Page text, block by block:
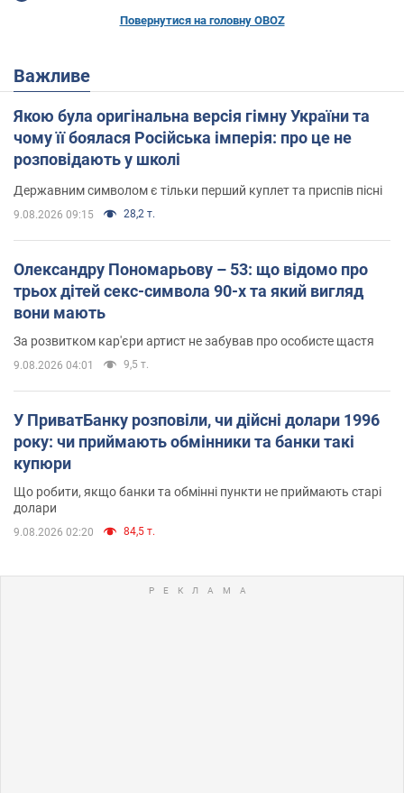
Повернутися на головну OBOZ
Важливе
Якою була оригінальна версія гімну України та
чому її боялася Російська імперія: про це не
розповідають у школі
Державним символом є тільки перший куплет та приспів пісні
9.08.2026 09:15 28,2 т.
Олександру Пономарьову – 53: що відомо про
трьох дітей секс-символа 90-х та який вигляд
вони мають
За розвитком кар'єри артист не забував про особисте щастя
9.08.2026 04:01 9,5 т.
У ПриватБанку розповіли, чи дійсні долари 1996
року: чи приймають обмінники та банки такі
купюри
Що робити, якщо банки та обмінні пункти не приймають старі
долари
9.08.2026 02:20 84,5 т.